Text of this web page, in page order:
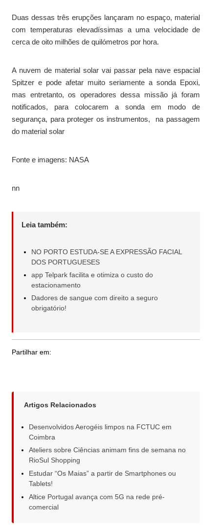
Duas dessas três erupções lançaram no espaço, material
com temperaturas elevadíssimas a uma velocidade de
cerca de oito milhões de quilómetros por hora.
A nuvem de material solar vai passar pela nave espacial
Spitzer e pode afetar muito seriamente a sonda Epoxi,
mas entretanto, os operadores dessa missão já foram
notificados, para colocarem a sonda em modo de
segurança, para proteger os instrumentos, na passagem
do material solar
Fonte e imagens: NASA
nn
Leia também:
NO PORTO ESTUDA-SE A EXPRESSÃO FACIAL
DOS PORTUGUESES
app Telpark facilita e otimiza o custo do
estacionamento
Dadores de sangue com direito a seguro
obrigatório!
Partilhar em:
Artigos Relacionados
Desenvolvidos Aerogéis limpos na FCTUC em
Coimbra
Ateliers sobre Ciências animam fins de semana no
RioSul Shopping
Estudar “Os Maias” a partir de Smartphones ou
Tablets!
Altice Portugal avança com 5G na rede pré-
comercial